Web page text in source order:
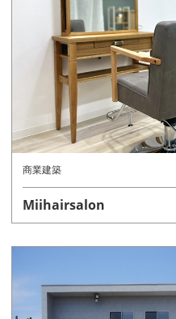
商業建築
Miihairsalon